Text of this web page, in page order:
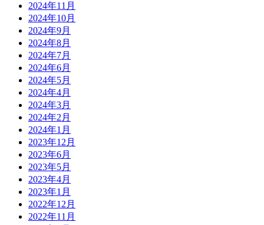
2024年11月
2024年10月
2024年9月
2024年8月
2024年7月
2024年6月
2024年5月
2024年4月
2024年3月
2024年2月
2024年1月
2023年12月
2023年6月
2023年5月
2023年4月
2023年1月
2022年12月
2022年11月